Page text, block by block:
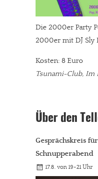
Die 2000er Party
2000er mit DJ Sly
Kosten: 8 Euro
Tsunami-Club, Im
Über den
Gesprächskreis
Schnupperabend
17.8. von 19-21 Uhr